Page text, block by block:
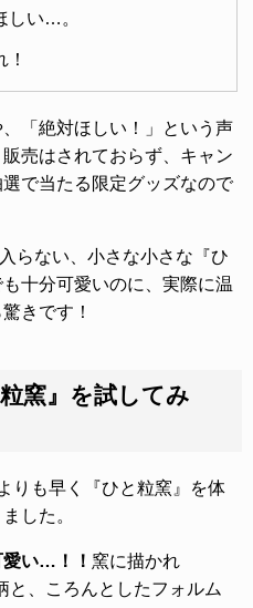
しい…。
「絶対ほしい！」という声
売はされておらず、キャン
で当たる限定グッズなので
らない、小さな小さな『ひ
十分可愛いのに、実際に温
きです！
窯』を試してみ
りも早く『ひと粒窯』を体
した。
い…！！ 窯に描かれ
と、ころんとしたフォルム